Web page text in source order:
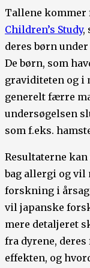
Tallene kommer
Children’s Study,
deres børn
De børn, som
graviditeten og i
generelt færre
undersøgelsen
som f.eks.
Resultaterne
bag allergi og vil
forskning i
vil japanske
mere detaljeret
fra dyrene,
effekten, og